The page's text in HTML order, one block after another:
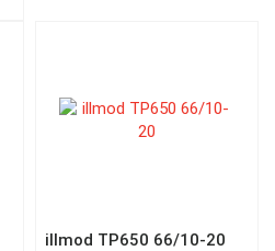
illmod TP650 66/10-20